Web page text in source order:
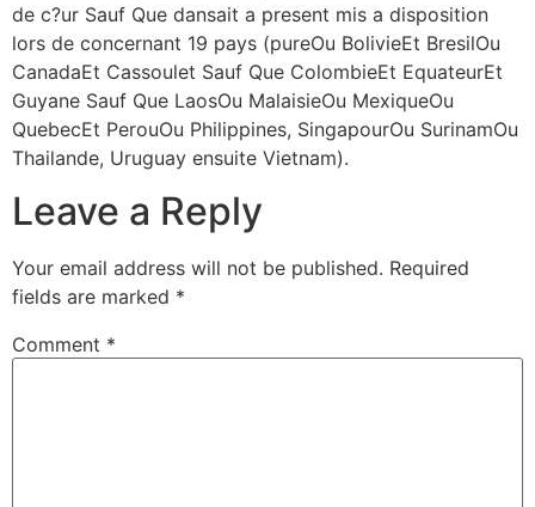
de c?ur Sauf Que dansait a present mis a disposition
lors de concernant 19 pays (pureOu BolivieEt BresilOu
CanadaEt Cassoulet Sauf Que ColombieEt EquateurEt
Guyane Sauf Que LaosOu MalaisieOu MexiqueOu
QuebecEt PerouOu Philippines, SingapourOu SurinamOu
Thailande, Uruguay ensuite Vietnam).
Leave a Reply
Your email address will not be published. Required
fields are marked *
Comment *